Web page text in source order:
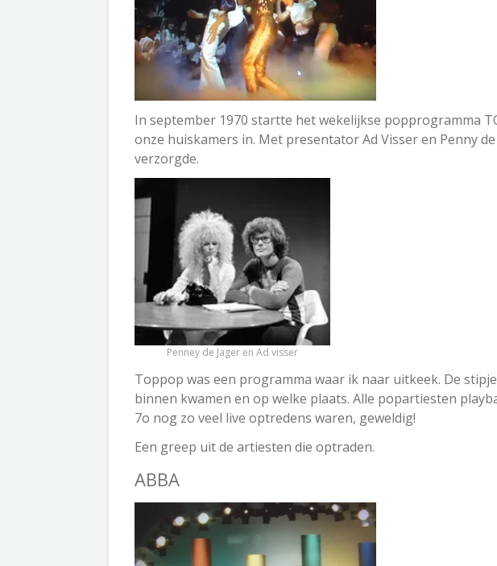
In september 1970 startte het wekelijkse popprogramma
onze huiskamers in. Met presentator Ad Visser en Penny
verzorgde.
Penney de Jager en Ad visser
Toppop was een programma waar ik naar uitkeek. De
binnen kwamen en op welke plaats. Alle popartiesten
7o nog zo veel live optredens waren, geweldig!
Een greep uit de artiesten die optraden.
ABBA